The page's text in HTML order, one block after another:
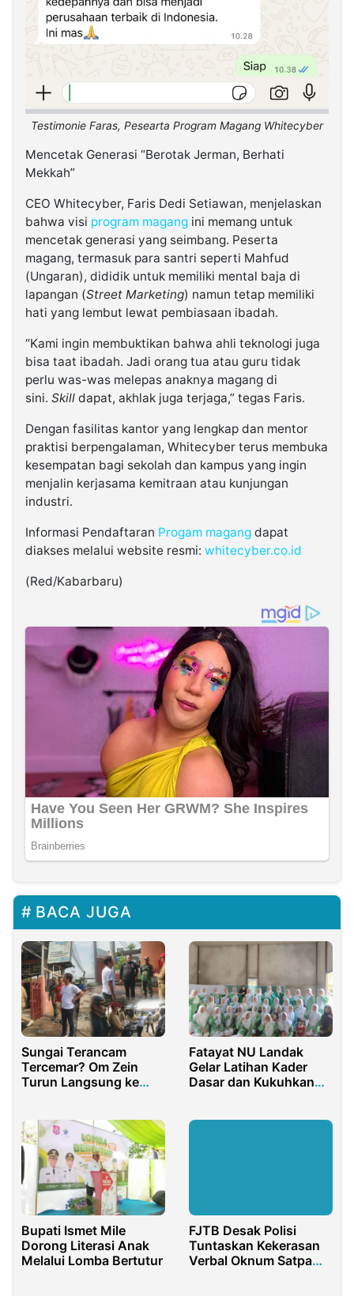
Testimonie Faras, Pesearta Program Magang Whitecyber
Mencetak Generasi “Berotak Jerman, Berhati
Mekkah”
CEO Whitecyber, Faris Dedi Setiawan, menjelaskan
bahwa visi program magang ini memang untuk
mencetak generasi yang seimbang. Peserta
magang, termasuk para santri seperti Mahfud
(Ungaran), dididik untuk memiliki mental baja di
lapangan (Street Marketing) namun tetap memiliki
hati yang lembut lewat pembiasaan ibadah.
“Kami ingin membuktikan bahwa ahli teknologi juga
bisa taat ibadah. Jadi orang tua atau guru tidak
perlu was-was melepas anaknya magang di
sini. Skill dapat, akhlak juga terjaga,” tegas Faris.
Dengan fasilitas kantor yang lengkap dan mentor
praktisi berpengalaman, Whitecyber terus membuka
kesempatan bagi sekolah dan kampus yang ingin
menjalin kerjasama kemitraan atau kunjungan
industri.
Informasi Pendaftaran Progam magang dapat
diakses melalui website resmi: whitecyber.co.id
(Red/Kabarbaru)
BACA JUGA
Sungai Terancam
Tercemar? Om Zein
Turun Langsung ke
Fatayat NU Landak
Gelar Latihan Kader
Dasar dan Kukuhkan
Bupati Ismet Mile
Dorong Literasi Anak
Melalui Lomba Bertutur
FJTB Desak Polisi
Tuntaskan Kekerasan
Verbal Oknum Satpam